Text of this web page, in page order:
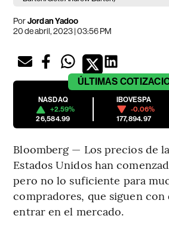
PorJordan Yadoo
20 de abril, 2023 | 03:56 PM
ÚLTIMAS
NASDAQ
+2.59%
26,584.99
IBOVESPA
-0.06%
177,894.97
Bloomberg — Los precios de
Estados Unidos han
pero no lo suficiente para
compradores, que siguen
entrar en el mercado.